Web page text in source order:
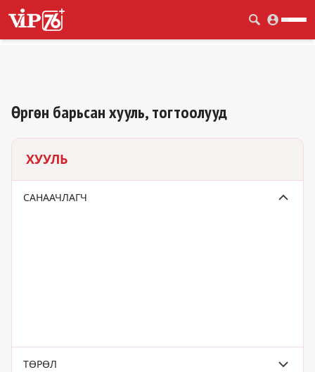
Өргөн барьсан хууль, тогтоолууд
ХУУЛЬ
САНААЧЛАГЧ
ТӨРӨЛ